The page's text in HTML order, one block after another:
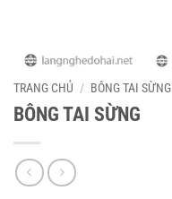
TRANG CHỦ / BÔNG TAI SỪNG
BÔNG TAI SỪNG